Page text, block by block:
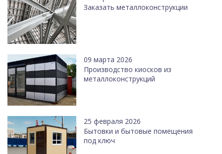
Заказать металлоконструкции
09 марта 2026
Производство киосков из
металлоконструкций
25 февраля 2026
Бытовки и бытовые помещения
под ключ